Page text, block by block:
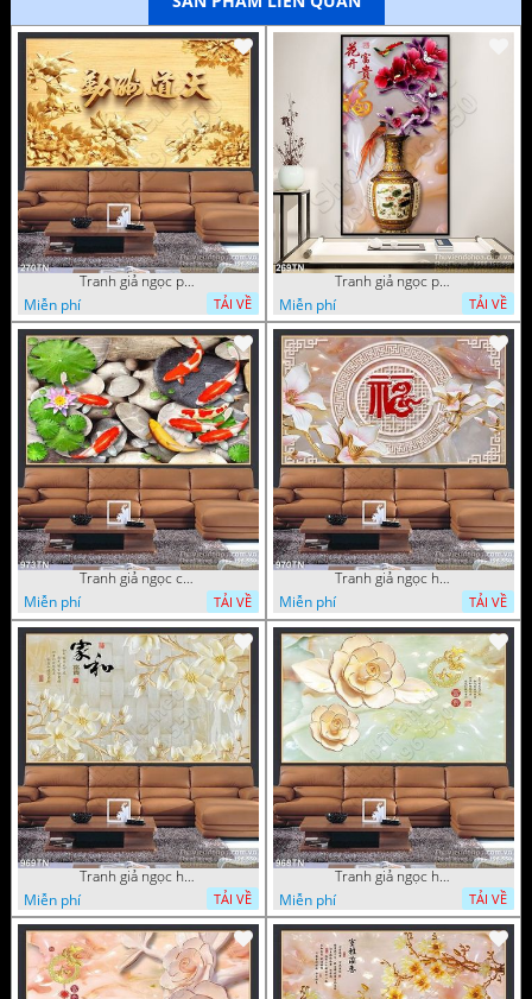
Tranh giả ngọc phù điêu ấn tượng
Miễn phí
TẢI VỀ
Tranh giả ngọc phù điêu rồng đẹp
Miễn phí
TẢI VỀ
Tranh giả ngọc cá Koi
Miễn phí
TẢI VỀ
Tranh giả ngọc hoa cổ điển
Miễn phí
TẢI VỀ
Tranh giả ngọc hoa nền gạch
Miễn phí
TẢI VỀ
Tranh giả ngọc hoa mai thư pháp
Miễn phí
TẢI VỀ